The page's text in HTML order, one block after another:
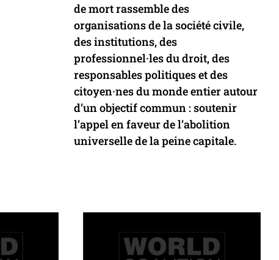
de mort rassemble des
organisations de la société civile,
des institutions, des
professionnel·les du droit, des
responsables politiques et des
citoyen·nes du monde entier autour
d’un objectif commun : soutenir
l’appel en faveur de l’abolition
universelle de la peine capitale.